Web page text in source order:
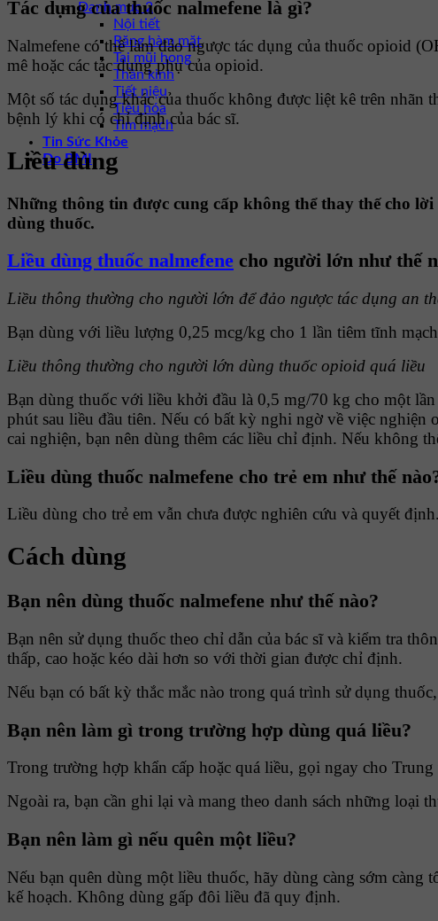
Danh mục 2
Nội tiết
Răng hàm mặt
Tai mũi họng
Thần kinh
Tiết niệu
Tiêu hóa
Tim mạch
Tin Sức Khỏe
Đo BMI
Tác dụng của thuốc nalmefene là gì?
Nalmefene có thể làm đảo ngược tác dụng của thuốc opioid
mê hoặc các tác dụng phụ của opioid.
Một số tác dụng khác của thuốc không được liệt kê trên nhãn
bệnh lý khi có chỉ định của bác sĩ.
Liều dùng
Những thông tin được cung cấp không thể thay thế cho
dùng thuốc.
Liều dùng thuốc nalmefene cho người lớn như thế
Liều thông thường cho người lớn để đảo ngược tác dụng an
Bạn dùng với liều lượng 0,25 mcg/kg cho 1 lần tiêm tĩnh
Liều thông thường cho người lớn dùng thuốc opioid quá liều
Bạn dùng thuốc với liều khởi đầu là 0,5 mg/70 kg cho một
phút sau liều đầu tiên. Nếu có bất kỳ nghi ngờ về việc
cai nghiện, bạn nên dùng thêm các liều chỉ định. Nếu không
Liều dùng thuốc nalmefene cho trẻ em như thế
Liều dùng cho trẻ em vẫn chưa được nghiên cứu và quyết
Cách dùng
Bạn nên dùng thuốc nalmefene như thế nào?
Bạn nên sử dụng thuốc theo chỉ dẫn của bác sĩ và kiểm tra
thấp, cao hoặc kéo dài hơn so với thời gian được chỉ định.
Nếu bạn có bất kỳ thắc mắc nào trong quá trình sử dụng
Bạn nên làm gì trong trường hợp dùng quá liều?
Trong trường hợp khẩn cấp hoặc quá liều, gọi ngay cho
Ngoài ra, bạn cần ghi lại và mang theo danh sách những loại
Bạn nên làm gì nếu quên một liều?
Nếu bạn quên dùng một liều thuốc, hãy dùng càng sớm
kế hoạch. Không dùng gấp đôi liều đã quy định.